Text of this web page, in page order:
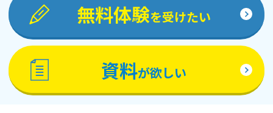
無料体験を受けたい
資料が欲しい